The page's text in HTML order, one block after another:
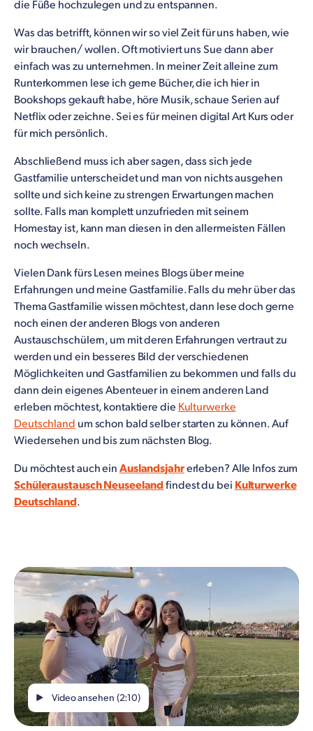
die Füße hochzulegen und zu entspannen.
Was das betrifft, können wir so viel Zeit für uns haben, wie
wir brauchen/ wollen. Oft motiviert uns Sue dann aber
einfach was zu unternehmen. In meiner Zeit alleine zum
Runterkommen lese ich gerne Bücher, die ich hier in
Bookshops gekauft habe, höre Musik, schaue Serien auf
Netflix oder zeichne. Sei es für meinen digital Art Kurs oder
für mich persönlich.
Abschließend muss ich aber sagen, dass sich jede
Gastfamilie unterscheidet und man von nichts ausgehen
sollte und sich keine zu strengen Erwartungen machen
sollte. Falls man komplett unzufrieden mit seinem
Homestay ist, kann man diesen in den allermeisten Fällen
noch wechseln.
Vielen Dank fürs Lesen meines Blogs über meine
Erfahrungen und meine Gastfamilie. Falls du mehr über das
Thema Gastfamilie wissen möchtest, dann lese doch gerne
noch einen der anderen Blogs von anderen
Austauschschülern, um mit deren Erfahrungen vertraut zu
werden und ein besseres Bild der verschiedenen
Möglichkeiten und Gastfamilien zu bekommen und falls du
dann dein eigenes Abenteuer in einem anderen Land
erleben möchtest, kontaktiere die Kulturwerke
Deutschland um schon bald selber starten zu können. Auf
Wiedersehen und bis zum nächsten Blog.
Du möchtest auch ein Auslandsjahrerleben? Alle Infos zum
Schüleraustausch Neuseelandfindest du bei Kulturwerke
Deutschland.
Video ansehen (2:10)